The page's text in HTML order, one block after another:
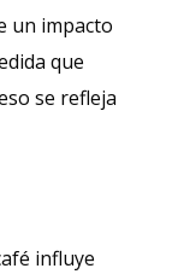
un impacto
que
se refleja
influye